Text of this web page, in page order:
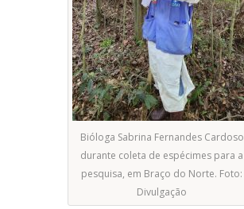
Bióloga Sabrina Fernandes Cardoso
durante coleta de espécimes para a
pesquisa, em Braço do Norte. Foto:
Divulgação